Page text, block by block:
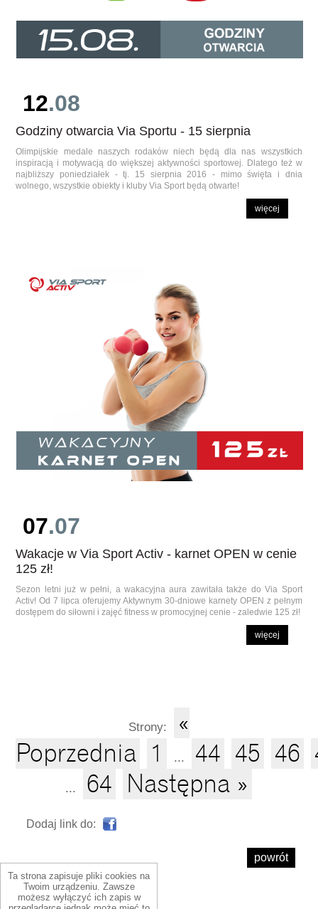
Ta strona zapisuje pliki cookies na
Twoim urządzeniu. Zawsze
możesz wyłączyć ich zapis w
12.08
Godziny otwarcia Via Sportu - 15 sierpnia
Olimpijskie medale naszych rodaków niech będą dla nas wszystkich
inspiracją i motywacją do większej aktywności sportowej. Dlatego też w
najbliższy poniedziałek - tj. 15 sierpnia 2016 - mimo święta i dnia
wolnego, wszystkie obiekty i kluby Via Sport będą otwarte!
więcej
07.07
Wakacje w Via Sport Activ - karnet OPEN w cenie
125 zł!
Sezon letni już w pełni, a wakacyjna aura zawitała także do Via Sport
Activ! Od 7 lipca oferujemy Aktywnym 30-dniowe karnety OPEN z pełnym
dostępem do siłowni i zajęć fitness w promocyjnej cenie - zaledwie 125 zł!
więcej
Strony:
«
Poprzednia 1 ... 44 45 46
... 64 Następna »
Dodaj link do:
powrót